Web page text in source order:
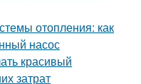
отопления: как
насос
красивый
затрат